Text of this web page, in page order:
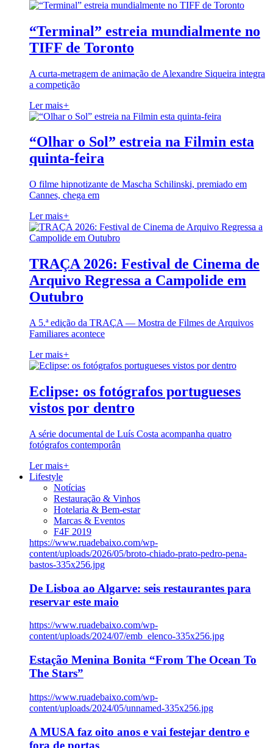
“Terminal” estreia mundialmente no
TIFF de Toronto
A curta-metragem de animação de Alexandre Siqueira integra
a competição
Ler mais+
“Olhar o Sol” estreia na Filmin esta
quinta-feira
O filme hipnotizante de Mascha Schilinski, premiado em
Cannes, chega em
Ler mais+
TRAÇA 2026: Festival de Cinema de
Arquivo Regressa a Campolide em
Outubro
A 5.ª edição da TRAÇA — Mostra de Filmes de Arquivos
Familiares acontece
Ler mais+
Eclipse: os fotógrafos portugueses
vistos por dentro
A série documental de Luís Costa acompanha quatro
fotógrafos contemporân
Ler mais+
Lifestyle
Notícias
Restauração & Vinhos
Hotelaria & Bem-estar
Marcas & Eventos
F4F 2019
https://www.ruadebaixo.com/wp-
content/uploads/2026/05/broto-chiado-prato-pedro-pena-
bastos-335x256.jpg
De Lisboa ao Algarve: seis restaurantes para
reservar este maio
https://www.ruadebaixo.com/wp-
content/uploads/2024/07/emb_elenco-335x256.jpg
Estação Menina Bonita “From The Ocean To
The Stars”
https://www.ruadebaixo.com/wp-
content/uploads/2024/05/unnamed-335x256.jpg
A MUSA faz oito anos e vai festejar dentro e
fora de portas